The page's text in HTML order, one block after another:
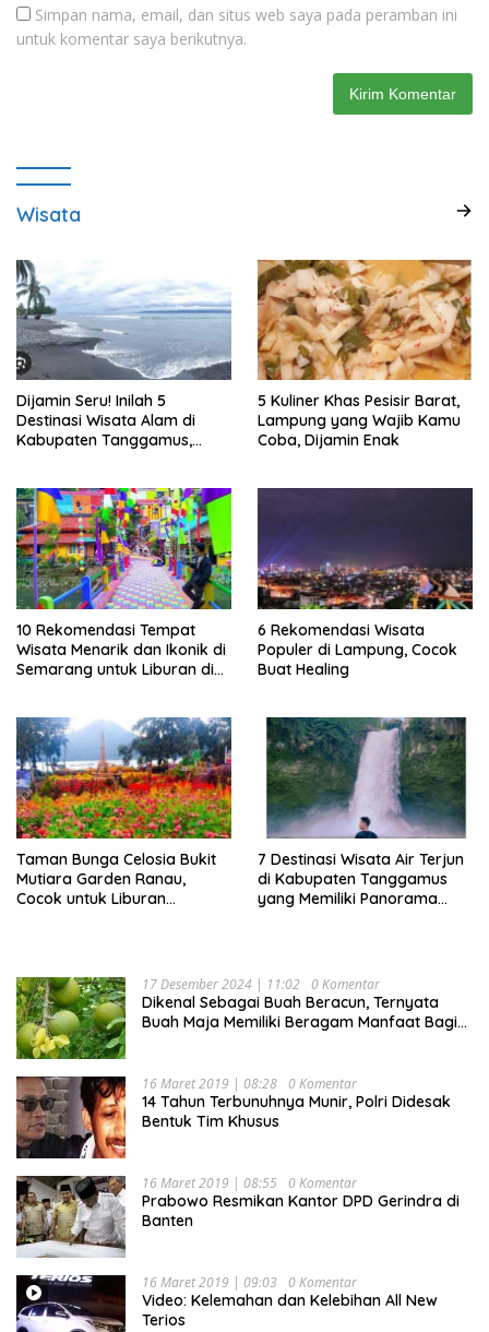
Simpan nama, email, dan situs web saya pada peramban ini
untuk komentar saya berikutnya.
Wisata
Dijamin Seru! Inilah 5
Destinasi Wisata Alam di
Kabupaten Tanggamus,
5 Kuliner Khas Pesisir Barat,
Lampung yang Wajib Kamu
Coba, Dijamin Enak
10 Rekomendasi Tempat
Wisata Menarik dan Ikonik di
Semarang untuk Liburan di
6 Rekomendasi Wisata
Populer di Lampung, Cocok
Buat Healing
Taman Bunga Celosia Bukit
Mutiara Garden Ranau,
Cocok untuk Liburan
7 Destinasi Wisata Air Terjun
di Kabupaten Tanggamus
yang Memiliki Panorama
17 Desember 2024 | 11:02 0 Komentar
Dikenal Sebagai Buah Beracun, Ternyata
Buah Maja Memiliki Beragam Manfaat Bagi
16 Maret 2019 | 08:28 0 Komentar
14 Tahun Terbunuhnya Munir, Polri Didesak
Bentuk Tim Khusus
16 Maret 2019 | 08:55 0 Komentar
Prabowo Resmikan Kantor DPD Gerindra di
Banten
16 Maret 2019 | 09:03 0 Komentar
Video: Kelemahan dan Kelebihan All New
Terios